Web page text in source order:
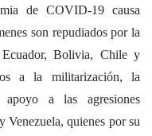
de COVID-19 causa
son repudiados por la
Bolivia, Chile y
a la militarización, la
a las agresiones
Venezuela, quienes por su